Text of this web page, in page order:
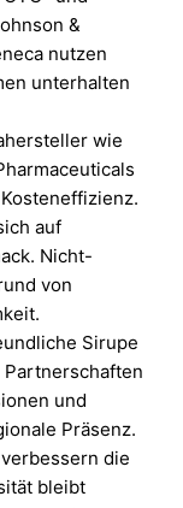
&
nutzen
unterhalten
wie
auf
Nicht-
von
Sirupe
und
Präsenz.
die
bleibt